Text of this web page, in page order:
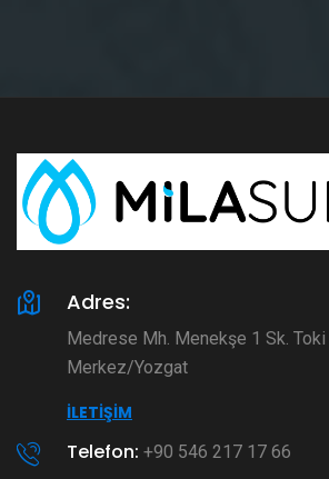
Adres:
Medrese Mh. Menekşe 1 Sk.
Merkez/Yozgat
İLETIŞIM
Telefon: +90 546 217 17 66